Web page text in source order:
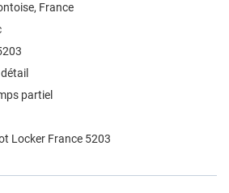
France
partiel
Locker France 5203